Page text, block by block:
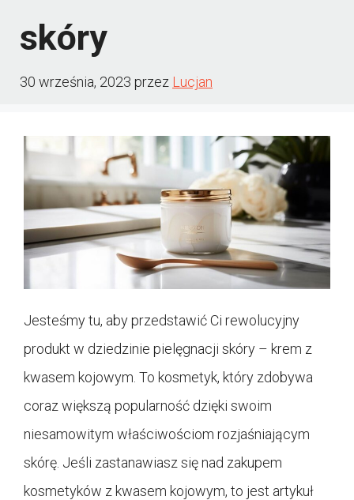
skóry
30 września, 2023 przez Lucjan
Jesteśmy tu, aby przedstawić Ci rewolucyjny
produkt w dziedzinie pielęgnacji skóry – krem z
kwasem kojowym. To kosmetyk, który zdobywa
coraz większą popularność dzięki swoim
niesamowitym właściwościom rozjaśniającym
skórę. Jeśli zastanawiasz się nad zakupem
kosmetyków z kwasem kojowym, to jest artykuł